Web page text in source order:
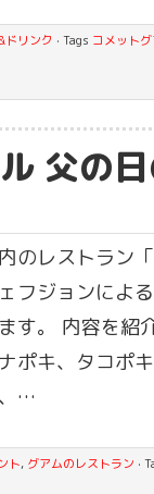
ドリンク · Tags コメット
父の
のレストラン
フジョンによ
す。 内容を紹
ポキ、タコポ
…
ト, グアムのレストラン ·